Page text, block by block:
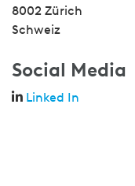
8002 Zürich
Schweiz
Social Media
Linked In